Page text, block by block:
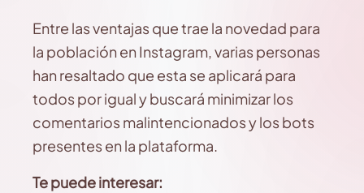
Entre las ventajas que trae la novedad para
la población en Instagram, varias personas
han resaltado que esta se aplicará para
todos por igual y buscará minimizar los
comentarios malintencionados y los bots
presentes en la plataforma.
Te puede interesar: